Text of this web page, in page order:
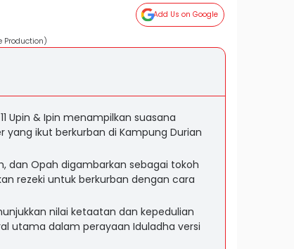
Add Us on Google
Production)
Upin & Ipin menampilkan suasana
yang ikut berkurban di Kampung Durian
dan Opah digambarkan sebagai tokoh
rezeki untuk berkurban dengan cara
nilai ketaatan dan kepedulian
utama dalam perayaan Iduladha versi